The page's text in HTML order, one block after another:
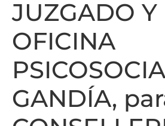
JUZGADO Y
OFICINA
GANDÍA,